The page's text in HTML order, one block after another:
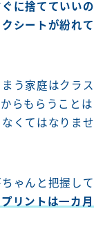
に捨てていいの
シートが紛れて
う家庭はクラス
らもらうことは
くてはなりませ
ゃんと把握して
リントは一カ月